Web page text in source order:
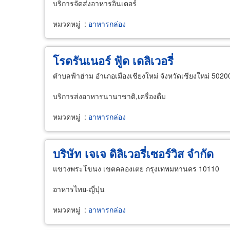
บริการจัดส่งอาหารอินเตอร์
หมวดหมู่ : อาหารกล่อง
โรดรันเนอร์ ฟู้ด เดลิเวอรี่
ตำบลฟ้าฮ่าม อำเภอเมืองเชียงใหม่ จังหวัดเชียงใหม่
บริการส่งอาหารนานาชาติ,เครื่องดื่ม
หมวดหมู่ : อาหารกล่อง
บริษัท เจเจ ดิลิเวอรี่เซอร์วิส จำกัด
แขวงพระโขนง เขตคลองเตย กรุงเทพมหานคร 10110
อาหารไทย-ญี่ปุ่น
หมวดหมู่ : อาหารกล่อง